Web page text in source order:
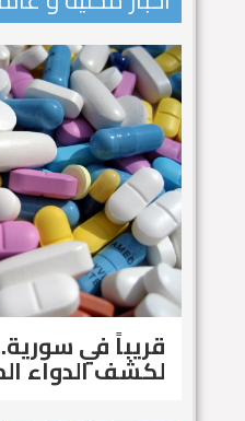
قريباً في
لكشف الدواء